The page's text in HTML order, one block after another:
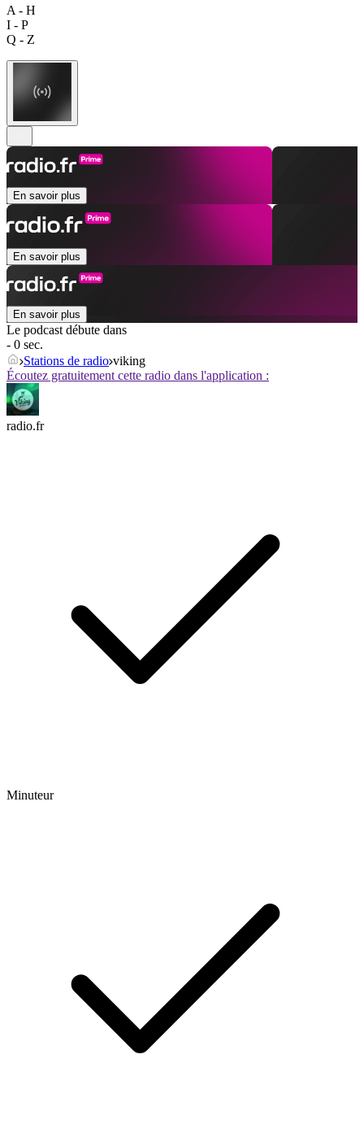
A - H
I - P
Q - Z
En savoir plus
En savoir plus
En savoir plus
Le podcast débute dans
- 0 sec.
Stations de radio viking
Écoutez gratuitement cette radio dans l'application :
radio.fr
Minuteur